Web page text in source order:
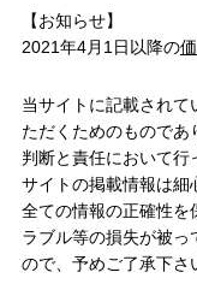
【お知らせ】
2021年4月1日以降の
当サイトに記載され
ただくためのもので
判断と責任において行
サイトの掲載情報は細
全ての情報の正確性を
ラブル等の損失が被っ
ので、予めご了承下さ